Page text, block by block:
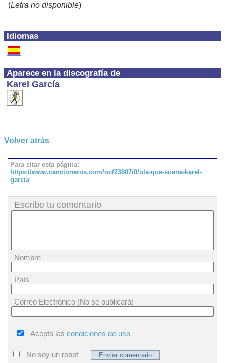
Idiomas
Aparece en la discografía de
Karel García
(Letra no disponible)
Volver atrás
Para citar esta página:
https://www.cancioneros.com/nc/23807/0/ola-que-suena-karel-
garcia
Escribe tu comentario
Nombre
País
Correo Electrónico (No se publicará)
Acepto las condiciones de uso
No soy un robot